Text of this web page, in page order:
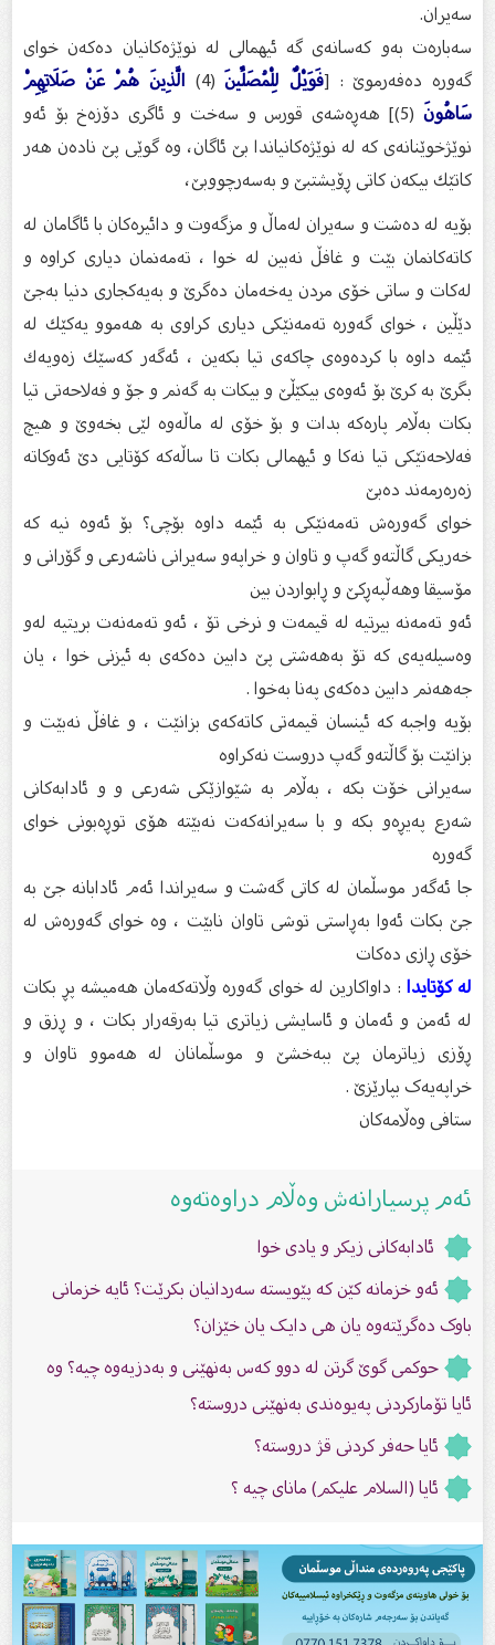
سەیران.
سەبارەت بەو کەسانەى گە ئیهمالى لە نوێژەکانیان دەکەن خواى
گەورە دەفەرموێ : [ فَوَيْلٌ لِلْمُصَلِّينَ (4) الَّذِينَ هُمْ عَنْ صَلَاتِهِمْ
سَاهُونَ
(5)] هه‌ڕه‌شه‌ی قورس و سه‌خت و ئاگری دۆزه‌خ بۆ ئه‌و
نوێژخوێنانه‌ی كه‌ له‌ نوێژه‌كانیاندا بێ ئاگان، وه‌ گوێی پێ ناده‌ن هه‌ر
كاتێك بیكه‌ن كاتی ڕۆیشتبێ و به‌سه‌رچووبێ،
بۆیە لە دەشت و سەیران لەماڵ و مزگەوت و دائیرەكان با ئاگامان لە
كاتەكانمان بێت و غافڵ نەبین لە خوا ، تەمەنمان دیاری كراوە و
لەكات و ساتی خۆی مردن یەخەمان دەگرێ و بەیەكجاری دنیا بەجێ
دێڵین ، خوای گەورە تەمەنێكی دیاری كراوی بە هەموو یەكێك لە
ئێمە داوە با كردەوەی چاكەی تیا بكەین ، ئەگەر كەسێك زەویەك
بگرێ بە كرێ بۆ ئەوەی بیكێڵێ و بیكات بە گەنم و جۆ و فەلاحەتی تیا
بكات بەڵام پارەكە بدات و بۆ خۆی لە ماڵەوە لێی بخەوێ و هیچ
فەلاحەتێكی تیا نەكا و ئیهمالی بكات تا ساڵەكە كۆتایی دێ ئەوكاتە
زەرەرمەند دەبێ
خوای گەورەش تەمەنێكی بە ئێمە داوە بۆچی؟ بۆ ئەوە نیە كە
خەریكی گاڵتەو گەپ و تاوان و خراپەو سەیرانی ناشەرعی و گۆرانی و
مۆسیقا وهەڵپەڕكێ و ڕابواردن بین
ئەو تەمەنە بیرتیە لە قیمەت و نرخی تۆ ، ئەو تەمەنەت بریتیە لەو
وەسیلەیەی كە تۆ بەهەشتی پێ دابین دەكەی بە ئیزنی خوا ، یان
جەهەنم دابین دەكەی پەنا بەخوا .
بۆیە واجبە كە ئینسان قیمەتی كاتەكەی بزانێت ، و غافڵ نەبێت و
بزانێت بۆ گاڵتەو گەپ دروست نەكراوە
سەیرانی خۆت بكە ، بەڵام بە شێوازێكی شەرعی و و ئادابەکانى
شەرع پەیڕەو بکە و با سەیرانەكەت نەبێتە هۆی توڕەبونی خوای
گەورە
جا ئەگەر موسڵمان لە کاتى گەشت و سەیراندا ئەم ئادابانە جێ بە
جێ بکات ئەوا بەڕاستى توشی تاوان نابێت ، وە خواى گەورەش لە
خۆى ڕازی دەکات
لە کۆتایدا: داواکارین لە خواى گەورە وڵاتەکەمان هەمیشە پڕ بکات
لە ئەمن و ئەمان و ئاسایشی زیاترى تیا بەرقەرار بکات ، و ڕزق و
ڕۆزى زیاترمان پێ ببەخشێ و موسڵمانان لە هەموو تاوان و
خراپەیەک بپارێزێ .
ستافى وەڵامەکان
ئەم پرسیارانەش وەڵام دراوەتەوە
ئادابەکانی زیکر و یادی خوا
ئەو خزمانە کێن کە پێویستە سەردانیان بکرێت؟ ئایە خزمانی
باوک دەگرێتەوە یان هی دایک یان خێزان؟
حوکمى گوێ گرتن لە دوو کەس بەنهێنى و بەدزیەوە چیە؟ وە
ئایا تۆمارکردنى پەیوەندی بەنهێنى دروستە؟
ئایا حەفر کردنى قژ دروستە؟
ئایا (السلام علیکم) ماناى چیە ؟